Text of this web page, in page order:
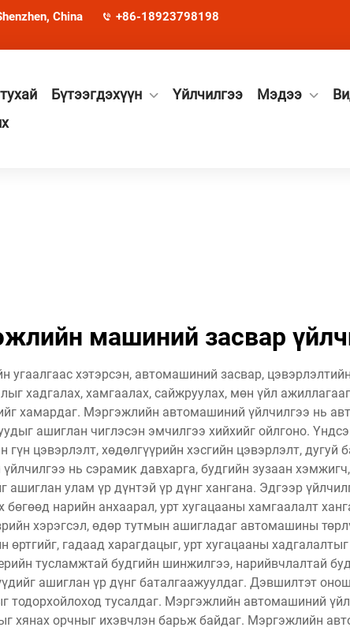
China
+86-18923798198
Бүтээгдэхүүн Үйлчилгээ Мэдээ
машиний засвар
хэтэрсэн, автомашиний засвар,
хадгалах, хамгаалах, сайжруулах, мөн үйл
хамардаг. Мэргэжлийн автомашиний үйлчилгээ нь
ашиглан чиглэсэн эмчилгээ хийхийг ойлгоно.
цэвэрлэлт, хөдөлгүүрийн хэсгийн цэвэрлэлт, дугуй
нь сэрамик давхарга, будгийн зузаан
ашиглан улам үр дүнтэй үр дүнг хангана. Эдгээр
нарийн анхаарал, урт хугацааны хамгаалалт
хэрэгсэл, өдөр тутмын ашигладаг автомашины
гадаад харагдацыг, урт хугацааны
тусламжтай будгийн шинжилгээ, нарийвчлалтай
ашиглан үр дүнг баталгаажуулдаг. Дэвшилтэт
тусалдаг. Мэргэжлийн автомашиний
хянах орчныг ихэвчлэн барьж байдаг. Мэргэжлийн